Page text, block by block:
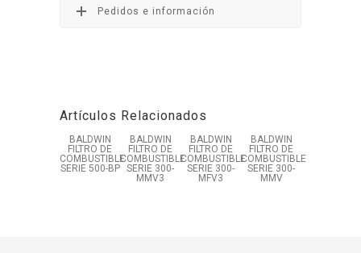
Pedidos e información
Artículos Relacionados
BALDWIN
FILTRO DE
COMBUSTIBLE
SERIE 500-BP
BALDWIN
FILTRO DE
COMBUSTIBLE
SERIE 300-
MMV3
BALDWIN
FILTRO DE
COMBUSTIBLE
SERIE 300-
MFV3
BALDWIN
FILTRO DE
COMBUSTIBLE
SERIE 300-
MMV